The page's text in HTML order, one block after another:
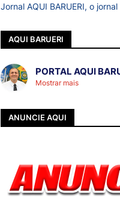
Jornal AQUI BARUERI, o
AQUI BARUERI
PORTAL AQUI
Mostrar mais
ANUNCIE AQUI